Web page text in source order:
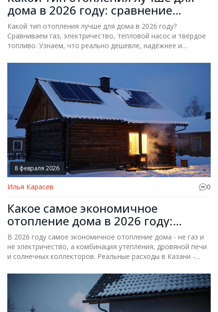
дома в 2026 году: сравнение
систем
Какой тип отопления лучше для дома в 2026 году?
Сравниваем газ, электричество, тепловой насос и твёрдое
топливо. Узнаем, что реально дешевле, надёжнее и
8 февраля 2026
Илья Карасев 0
Какое самое экономичное
отопление дома в 2026 году:
реальные цены и факты
В 2026 году самое экономичное отопление дома - не газ и
не электричество, а комбинация утепления, дровяной печи
и солнечных коллекторов. Реальные расходы в Казани -